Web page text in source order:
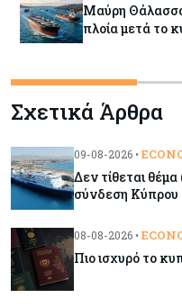
Μαύρη
πλοία μετά το
Tech
Τεχνητή
επικοινωνία –
Κόσμος
Ορμούζ: Το Ιράν
Σχετικά Άρθρα
09-08-2026 •
Δεν τίθεται
σύνδεση Κύπρου
08-08-2026 •
Πιο ισχυρό το